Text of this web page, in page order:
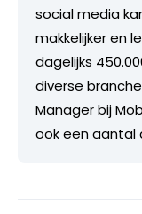
social media
makkelijker en
dagelijks
diverse
Manager bij
ook een aantal